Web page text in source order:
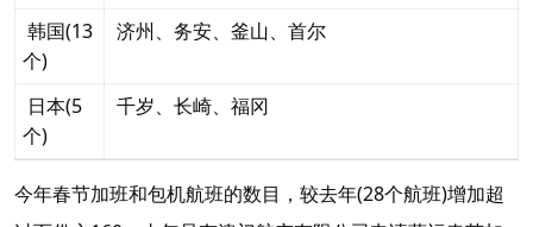
韩国(13
个)
济州、务安、釜山、首尔
日本(5
个)
千岁、长崎、福冈
今年春节加班和包机航班的数目，较去年(28个航班)增加超